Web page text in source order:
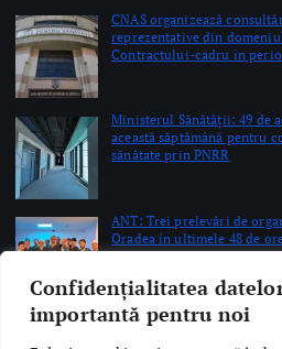
Confidențialitatea
importantă pentru noi
by Briana Teodorescu
Copyright © 2026 Ro Health Review |